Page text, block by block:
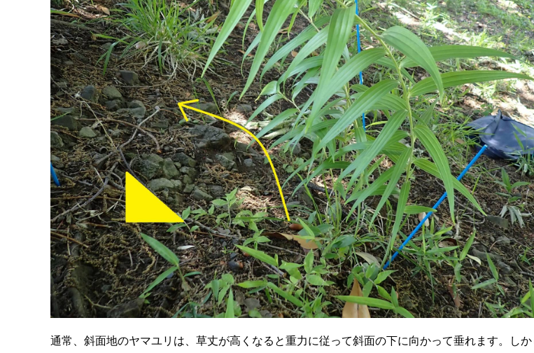
通常、斜面地のヤマユリは、草丈が高くなると重力に従って斜面の下に向かって垂れます。し